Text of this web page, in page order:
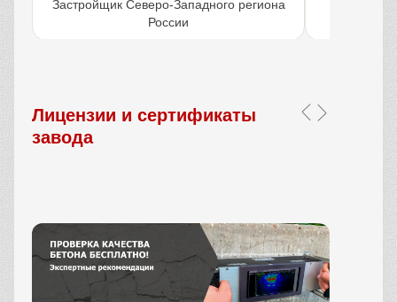
Застройщик Северо-Западного региона
России
Лицензии и сертификаты
завода